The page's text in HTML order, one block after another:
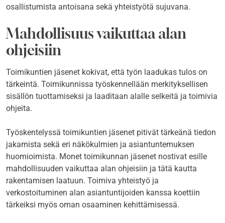
osallistumista antoisana sekä yhteistyötä sujuvana.
Mahdollisuus vaikuttaa alan
ohjeisiin
Toimikuntien jäsenet kokivat, että työn laadukas tulos on
tärkeintä. Toimikunnissa työskennellään merkityksellisen
sisällön tuottamiseksi ja laaditaan alalle selkeitä ja toimivia
ohjeita.
Työskentelyssä toimikuntien jäsenet pitivät tärkeänä tiedon
jakamista sekä eri näkökulmien ja asiantuntemuksen
huomioimista. Monet toimikunnan jäsenet nostivat esille
mahdollisuuden vaikuttaa alan ohjeisiin ja tätä kautta
rakentamisen laatuun. Toimiva yhteistyö ja
verkostoituminen alan asiantuntijoiden kanssa koettiin
tärkeiksi myös oman osaaminen kehittämisessä.